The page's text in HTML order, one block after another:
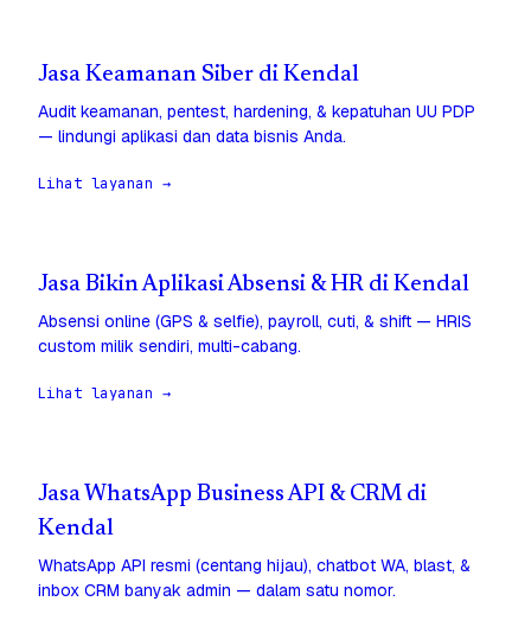
Jasa Keamanan Siber di Kendal
Audit keamanan, pentest, hardening, & kepatuhan UU PDP
— lindungi aplikasi dan data bisnis Anda.
Lihat layanan →
Jasa Bikin Aplikasi Absensi & HR di Kendal
Absensi online (GPS & selfie), payroll, cuti, & shift — HRIS
custom milik sendiri, multi-cabang.
Lihat layanan →
Jasa WhatsApp Business API & CRM di
Kendal
WhatsApp API resmi (centang hijau), chatbot WA, blast, &
inbox CRM banyak admin — dalam satu nomor.